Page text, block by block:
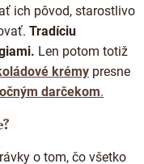
ich pôvod, starostlivo
Tradíciu
Len potom totiž
krémy presne
darčekom.
o tom, čo všetko